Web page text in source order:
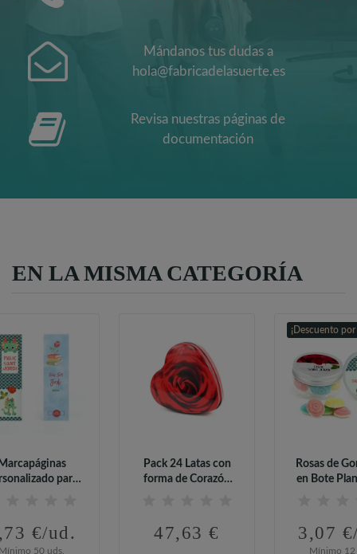
Mándanos tus dudas a
hola@fabricadelasuerte.es
Revisa nuestras páginas de
documentación
EN LA MISMA CATEGORÍA
para
€/ud.
50 uds.
Pack 24 Latas con
forma de Corazón
47,63 €
¡Descuento
Rosas de
en Bote
3,07
Mínimo 12